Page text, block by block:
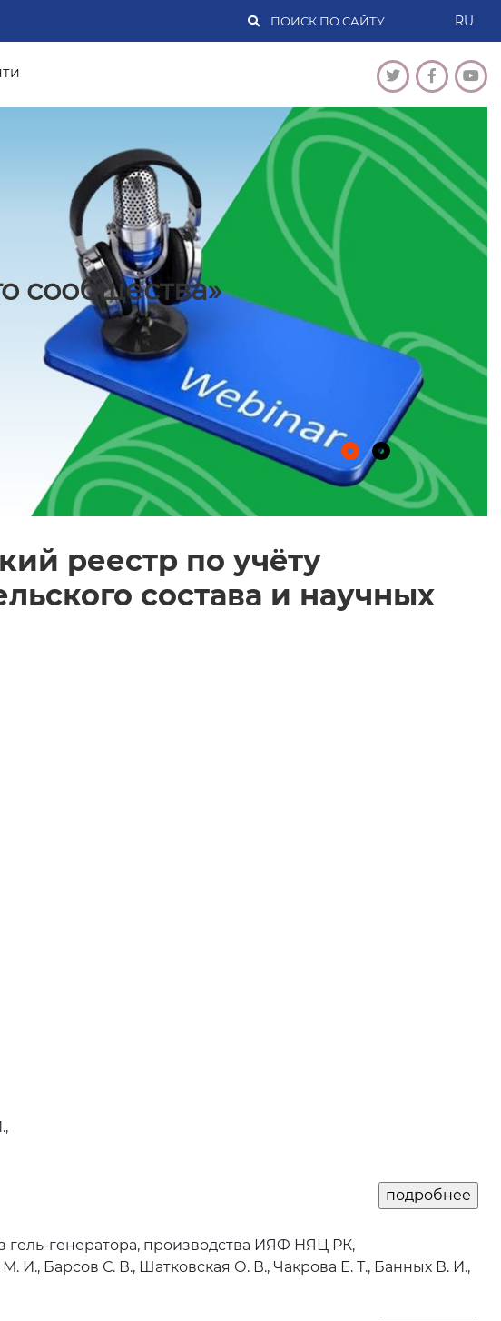
RU
сообщества»
реестр по учёту
состава и научных
гель-генератора, производства ИЯФ НЯЦ РК,
И., Барсов С. В., Шатковская О. В., Чакрова Е. Т., Банных В. И.,